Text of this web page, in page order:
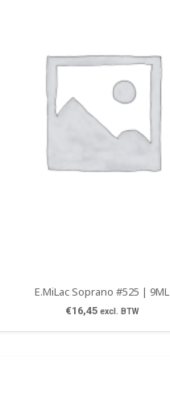
E.MiLac Soprano #525 | 9ML
€16,45 excl. BTW